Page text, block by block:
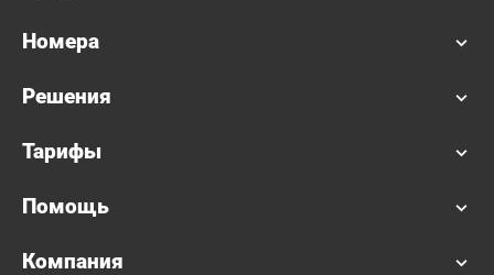
Номера
Решения
Тарифы
Помощь
Компания